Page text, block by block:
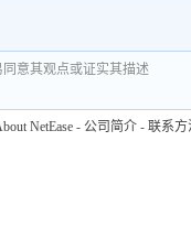
意其观点或证实其描述
NetEase - 公司简介 - 联系方